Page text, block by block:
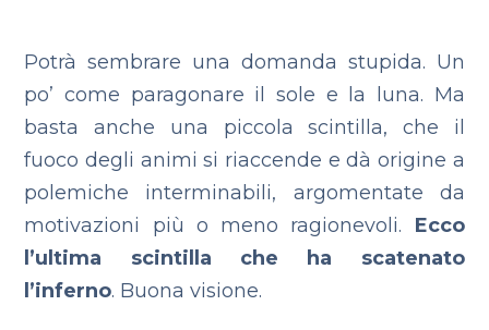
Potrà sembrare una domanda stupida. Un
po’ come paragonare il sole e la luna. Ma
basta anche una piccola scintilla, che il
fuoco degli animi si riaccende e dà origine a
polemiche interminabili, argomentate da
motivazioni più o meno ragionevoli. Ecco
l’ultima scintilla che ha scatenato
l’inferno. Buona visione.